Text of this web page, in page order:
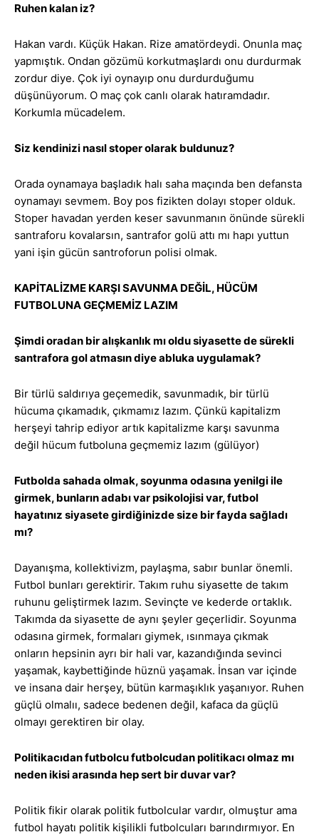
Ruhen kalan iz?
Hakan vardı. Küçük Hakan. Rize amatördeydi. Onunla maç
yapmıştık. Ondan gözümü korkutmaşlardı onu durdurmak
zordur diye. Çok iyi oynayıp onu durdurduğumu
düşünüyorum. O maç çok canlı olarak hatıramdadır.
Korkumla mücadelem.
Siz kendinizi nasıl stoper olarak buldunuz?
Orada oynamaya başladık halı saha maçında ben defansta
oynamayı sevmem. Boy pos fizikten dolayı stoper olduk.
Stoper havadan yerden keser savunmanın önünde sürekli
santraforu kovalarsın, santrafor golü attı mı hapı yuttun
yani işin gücün santroforun polisi olmak.
KAPİTALİZME KARŞI SAVUNMA DEĞİL, HÜCÜM
FUTBOLUNA GEÇMEMİZ LAZIM
Şimdi oradan bir alışkanlık mı oldu siyasette de sürekli
santrafora gol atmasın diye abluka uygulamak?
Bir türlü saldırıya geçemedik, savunmadık, bir türlü
hücuma çıkamadık, çıkmamız lazım. Çünkü kapitalizm
herşeyi tahrip ediyor artık kapitalizme karşı savunma
değil hücum futboluna geçmemiz lazım (gülüyor)
Futbolda sahada olmak, soyunma odasına yenilgi ile
girmek, bunların adabı var psikolojisi var, futbol
hayatınız siyasete girdiğinizde size bir fayda sağladı
mı?
Dayanışma, kollektivizm, paylaşma, sabır bunlar önemli.
Futbol bunları gerektirir. Takım ruhu siyasette de takım
ruhunu geliştirmek lazım. Sevinçte ve kederde ortaklık.
Takımda da siyasette de aynı şeyler geçerlidir. Soyunma
odasına girmek, formaları giymek, ısınmaya çıkmak
onların hepsinin ayrı bir hali var, kazandığında sevinci
yaşamak, kaybettiğinde hüznü yaşamak. İnsan var içinde
ve insana dair herşey, bütün karmaşıklık yaşanıyor. Ruhen
güçlü olmalıı, sadece bedenen değil, kafaca da güçlü
olmayı gerektiren bir olay.
Politikacıdan futbolcu futbolcudan politikacı olmaz mı
neden ikisi arasında hep sert bir duvar var?
Politik fikir olarak politik futbolcular vardır, olmuştur ama
futbol hayatı politik kişilikli futbolcuları barındırmıyor. En